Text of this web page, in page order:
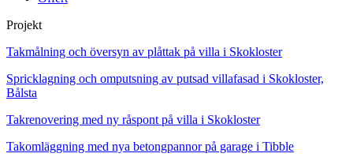
Projekt
Takmålning och översyn av plåttak på villa i Skokloster
Spricklagning och omputsning av putsad villafasad i Skokloster,
Bålsta
Takrenovering med ny råspont på villa i Skokloster
Takomläggning med nya betongpannor på garage i Tibble